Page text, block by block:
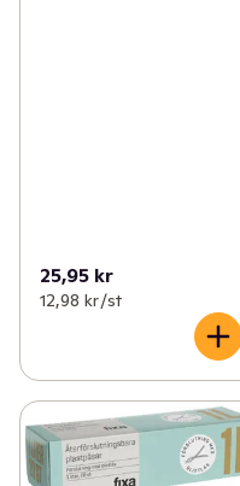
25,95 kr
12,98 kr /st